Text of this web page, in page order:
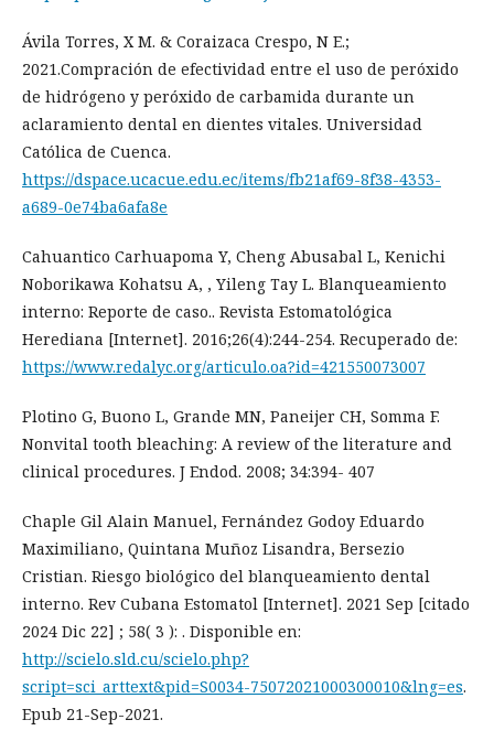
Ávila Torres, X M. & Coraizaca Crespo, N E.;
2021.Compración de efectividad entre el uso de peróxido
de hidrógeno y peróxido de carbamida durante un
aclaramiento dental en dientes vitales. Universidad
Católica de Cuenca.
https://dspace.ucacue.edu.ec/items/fb21af69-8f38-4353-
a689-0e74ba6afa8e
Cahuantico Carhuapoma Y, Cheng Abusabal L, Kenichi
Noborikawa Kohatsu A, , Yileng Tay L. Blanqueamiento
interno: Reporte de caso.. Revista Estomatológica
Herediana [Internet]. 2016;26(4):244-254. Recuperado de:
https://www.redalyc.org/articulo.oa?id=421550073007
Plotino G, Buono L, Grande MN, Paneijer CH, Somma F.
Nonvital tooth bleaching: A review of the literature and
clinical procedures. J Endod. 2008; 34:394- 407
Chaple Gil Alain Manuel, Fernández Godoy Eduardo
Maximiliano, Quintana Muñoz Lisandra, Bersezio
Cristian. Riesgo biológico del blanqueamiento dental
interno. Rev Cubana Estomatol [Internet]. 2021 Sep [citado
2024 Dic 22] ; 58( 3 ): . Disponible en:
http://scielo.sld.cu/scielo.php?
script=sci_arttext&pid=S0034-75072021000300010&lng=es.
Epub 21-Sep-2021.